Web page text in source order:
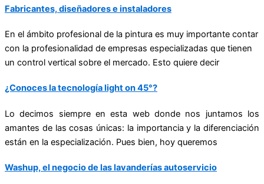
Fabricantes, diseñadores e instaladores
En el ámbito profesional de la pintura es muy importante contar
con la profesionalidad de empresas especializadas que tienen
un control vertical sobre el mercado. Esto quiere decir
¿Conoces la tecnología light on 45°?
Lo decimos siempre en esta web donde nos juntamos los
amantes de las cosas únicas: la importancia y la diferenciación
están en la especialización. Pues bien, hoy queremos
Washup, el negocio de las lavanderías autoservicio